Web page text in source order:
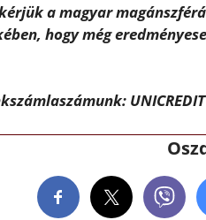
a magyar
hogy még